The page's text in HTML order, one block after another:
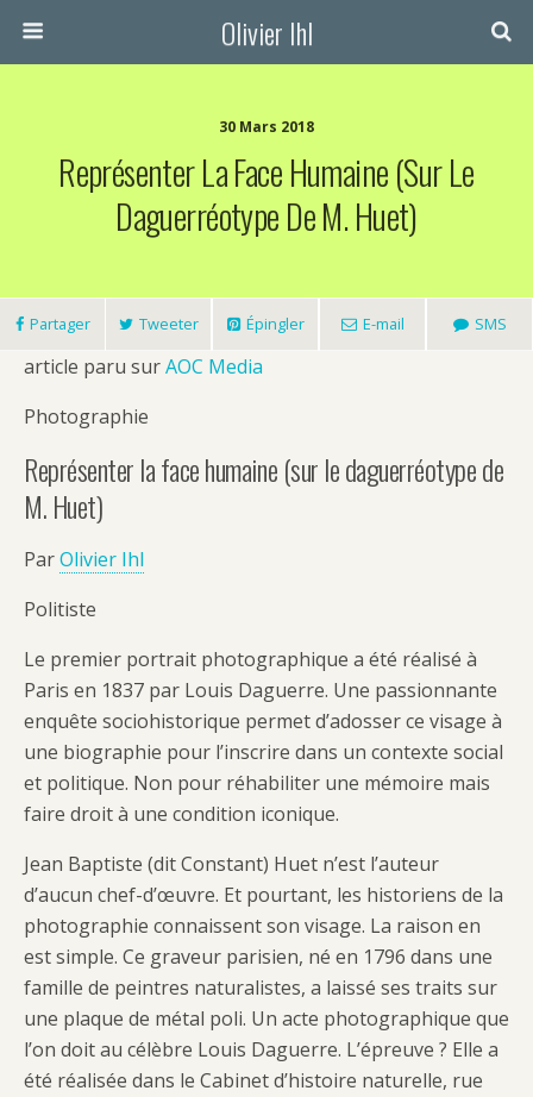
Olivier Ihl
30 Mars 2018
Représenter La Face Humaine (sur Le
Daguerréotype De M. Huet)
Partager Tweeter Épingler E-mail SMS
article paru surAOC Media
Photographie
Représenter la face humaine (sur le daguerréotype de
M. Huet)
ParOlivier Ihl
Politiste
Le premier portrait photographique a été réalisé à
Paris en 1837 par Louis Daguerre. Une passionnante
enquête sociohistorique permet d’adosser ce visage à
une biographie pour l’inscrire dans un contexte social
et politique. Non pour réhabiliter une mémoire mais
faire droit à une condition iconique.
Jean Baptiste (dit Constant) Huet n’est l’auteur
d’aucun chef-d’œuvre. Et pourtant, les historiens de la
photographie connaissent son visage. La raison en
est simple. Ce graveur parisien, né en 1796 dans une
famille de peintres naturalistes, a laissé ses traits sur
une plaque de métal poli. Un acte photographique que
l’on doit au célèbre Louis Daguerre. L’épreuve ? Elle a
été réalisée dans le Cabinet d’histoire naturelle, rue